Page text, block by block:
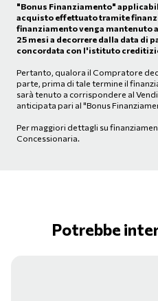
"Bonus Finanziamento"
acquisto effettuato tramite
finanziamento venga mantenuto
25 mesi a decorrere dalla data di
concordata con l'istituto
Pertanto, qualora il Compratore
parte, prima di tale termine il
sarà tenuto a corrispondere al
anticipata pari al "Bonus
Per maggiori dettagli su
Concessionaria.
Potrebbe